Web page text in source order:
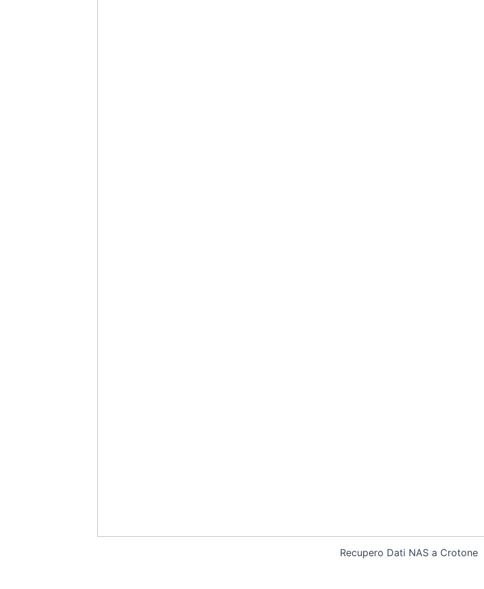
Recupero Dati NAS a Crotone